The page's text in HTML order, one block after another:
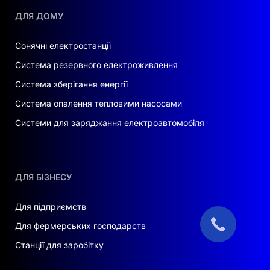
використання відновлюваних джерел енергії.
Універсальність.
Надійність.
Якість та довговічність.
ВИСНОВОК
пов'язаних з акумуляторами систем, вибір
розумним. Подбайте про надійність та високу
якість підключення для вашої системи – адже
це запорука успішної роботи всього проекту.
ДЛЯ ДОМУ
Сонячні електростанції
Система резервного електроживлення
Система зберігання енергії
Система опалення тепловими насосами
Системи для заряджання електроавтомобіля
ДЛЯ БІЗНЕСУ
Для підприємств
Для фермерських господарств
Станції для заробітку